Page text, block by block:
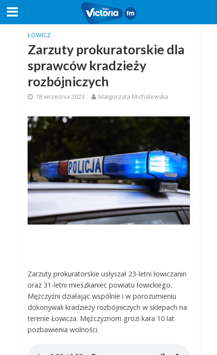
ŁOWICZ
Zarzuty prokuratorskie dla
sprawców kradzieży
rozbójniczych
18 września 2023 Małgorzata Michalewska
Zarzuty prokuratorskie usłyszał 23-letni łowiczanin
oraz 31-letni mieszkaniec powiatu łowickiego.
Mężczyźni działając wspólnie i w porozumieniu
dokonywali kradzieży rozbójniczych w sklepach na
terenie Łowicza. Mężczyznom grozi kara 10 lat
pozbawienia wolności.